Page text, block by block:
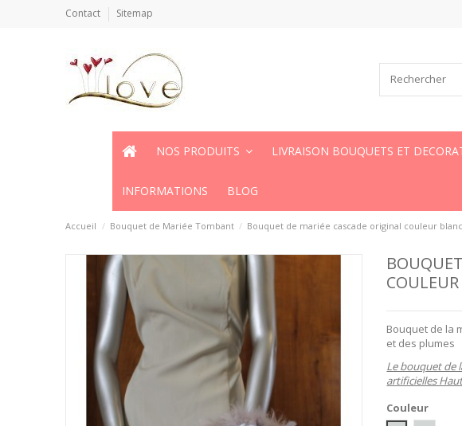
Contact Sitemap
NOS PRODUITS LIVRAISON BOUQUETS ET
INFORMATIONS BLOG
Accueil Bouquet de Mariée Tombant Bouquet de mariée cascade original couleur
Bouquet de la
et des plumes
Le bouquet de
artificielles
Couleur